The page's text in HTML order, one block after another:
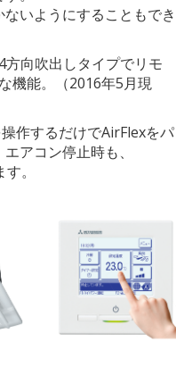
いようにすることもでき
向吹出しタイプでリモ
機能。（2016年5⽉現
作するだけでAirFlexをパ
アコン停止時も、
。